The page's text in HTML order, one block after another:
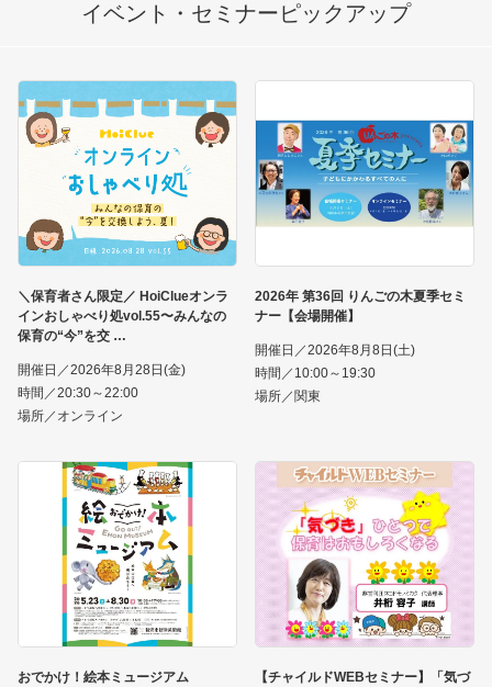
イベント・セミナーピックアップ
＼保育者さん限定／ HoiClueオンラ
インおしゃべり処vol.55〜みんなの
保育の“今”を交
開催日／2026年8月28日(金)
時間／20:30～22:00
場所／オンライン
2026年 第36回 りんごの木夏季セミ
ナー【会場開催】
開催日／2026年8月8日(土)
時間／10:00～19:30
場所／関東
おでかけ！絵本ミュージアム
【チャイルドWEBセミナー】「気づ